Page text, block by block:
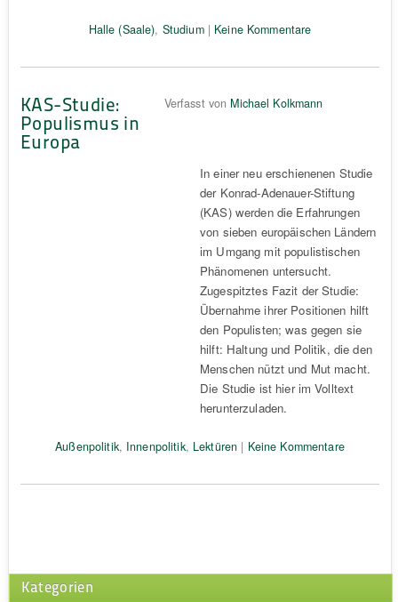
Halle (Saale), Studium| Keine Kommentare
KAS-Studie:
Populismus in
Europa
Verfasst von Michael Kolkmann
In einer neu erschienenen Studie
der Konrad-Adenauer-Stiftung
(KAS) werden die Erfahrungen
von sieben europäischen Ländern
im Umgang mit populistischen
Phänomenen untersucht.
Zugespitztes Fazit der Studie:
Übernahme ihrer Positionen hilft
den Populisten; was gegen sie
hilft: Haltung und Politik, die den
Menschen nützt und Mut macht.
Die Studie ist hier im Volltext
herunterzuladen.
Außenpolitik, Innenpolitik, Lektüren | Keine Kommentare
Kategorien